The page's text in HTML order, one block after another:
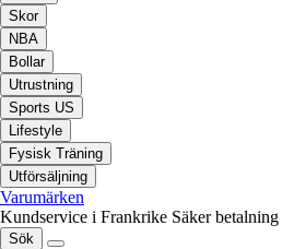
Skor
NBA
Bollar
Utrustning
Sports US
Lifestyle
Fysisk Träning
Utförsäljning
Varumärken
Kundservice i Frankrike Säker betalning
Sök